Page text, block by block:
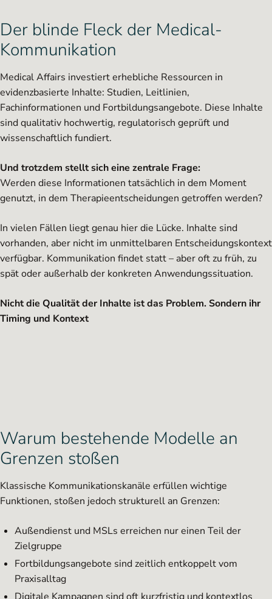
Der blinde Fleck der Medical-
Kommunikation
Medical Affairs investiert erhebliche Ressourcen in
evidenzbasierte Inhalte: Studien, Leitlinien,
Fachinformationen und Fortbildungsangebote. Diese Inhalte
sind qualitativ hochwertig, regulatorisch geprüft und
wissenschaftlich fundiert.
Und trotzdem stellt sich eine zentrale Frage:
Werden diese Informationen tatsächlich in dem Moment
genutzt, in dem Therapieentscheidungen getroffen werden?
In vielen Fällen liegt genau hier die Lücke. Inhalte sind
vorhanden, aber nicht im unmittelbaren Entscheidungskontext
verfügbar. Kommunikation findet statt – aber oft zu früh, zu
spät oder außerhalb der konkreten Anwendungssituation.
Nicht die Qualität der Inhalte ist das Problem. Sondern ihr
Timing und Kontext
Warum bestehende Modelle an
Grenzen stoßen
Klassische Kommunikationskanäle erfüllen wichtige
Funktionen, stoßen jedoch strukturell an Grenzen:
Außendienst und MSLs erreichen nur einen Teil der
Zielgruppe
Fortbildungsangebote sind zeitlich entkoppelt vom
Praxisalltag